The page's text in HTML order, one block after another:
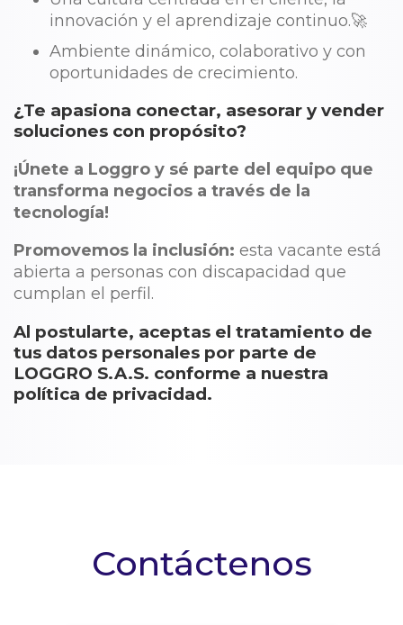
innovación y el aprendizaje continuo.🚀
Ambiente dinámico, colaborativo y con
oportunidades de crecimiento.
¿Te apasiona conectar, asesorar y vender
soluciones con propósito?
¡Únete a Loggro y sé parte del equipo que
transforma negocios a través de la
tecnología!
Promovemos la inclusión: esta vacante está
abierta a personas con discapacidad que
cumplan el perfil.
Al postularte, aceptas el tratamiento de
tus datos personales por parte de
LOGGRO S.A.S. conforme a nuestra
política de privacidad.
Contáctenos